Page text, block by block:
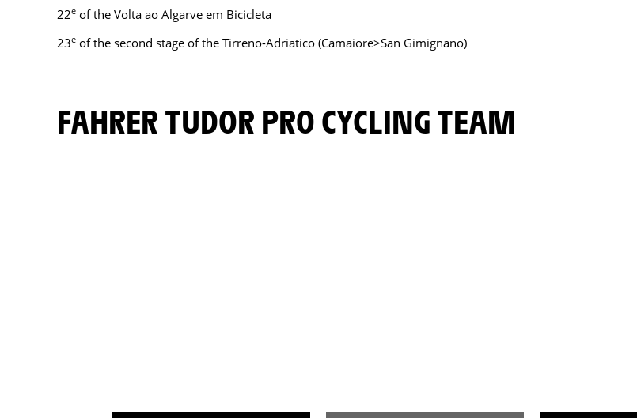
22e of the Volta ao Algarve em Bicicleta
23e of the second stage of the Tirreno-Adriatico (Camaiore>San Gimignano)
FAHRER TUDOR PRO CYCLING TEAM